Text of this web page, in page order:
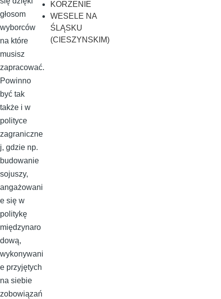
głosom
wyborców
na które
musisz
zapracować.
Powinno
być tak
także i w
polityce
zagraniczne
j, gdzie np.
budowanie
sojuszy,
angażowani
e się w
politykę
międzynaro
dową,
wykonywani
e przyjętych
na siebie
zobowiązań
KORZENIE
WESELE NA
ŚLĄSKU
(CIESZYNSKIM)